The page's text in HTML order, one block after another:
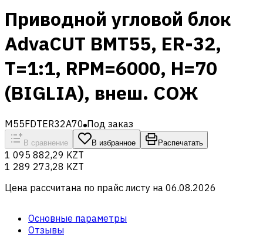
Приводной угловой блок
AdvaCUT BMT55, ER-32,
T=1:1, RPM=6000, H=70
(BIGLIA), внеш. СОЖ
M55FDTER32A70 Под заказ
В сравнение В избранное Распечатать
1 095 882,29 KZT
1 289 273,28 KZT
Цена рассчитана по прайс листу на 06.08.2026
Основные параметры
Отзывы